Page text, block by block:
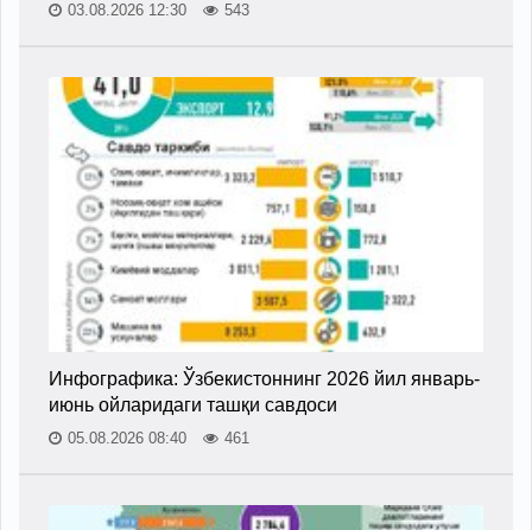
03.08.2026 12:30 543
Инфографика: Ўзбекистоннинг 2026 йил январь-
июнь ойларидаги ташқи савдоси
05.08.2026 08:40 461